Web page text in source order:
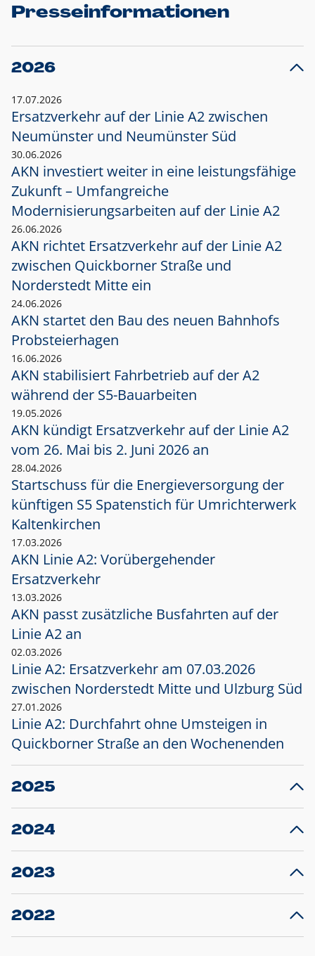
Presseinformationen
2026
17.07.2026
Ersatzverkehr auf der Linie A2 zwischen
Neumünster und Neumünster Süd
30.06.2026
AKN investiert weiter in eine leistungsfähige
Zukunft – Umfangreiche
Modernisierungsarbeiten auf der Linie A2
26.06.2026
AKN richtet Ersatzverkehr auf der Linie A2
zwischen Quickborner Straße und
Norderstedt Mitte ein
24.06.2026
AKN startet den Bau des neuen Bahnhofs
Probsteierhagen
16.06.2026
AKN stabilisiert Fahrbetrieb auf der A2
während der S5-Bauarbeiten
19.05.2026
AKN kündigt Ersatzverkehr auf der Linie A2
vom 26. Mai bis 2. Juni 2026 an
28.04.2026
Startschuss für die Energieversorgung der
künftigen S5 Spatenstich für Umrichterwerk
Kaltenkirchen
17.03.2026
AKN Linie A2: Vorübergehender
Ersatzverkehr
13.03.2026
AKN passt zusätzliche Busfahrten auf der
Linie A2 an
02.03.2026
Linie A2: Ersatzverkehr am 07.03.2026
zwischen Norderstedt Mitte und Ulzburg Süd
27.01.2026
Linie A2: Durchfahrt ohne Umsteigen in
Quickborner Straße an den Wochenenden
2025
23.12.2025
Projekt S5: Start der Bauarbeiten am
2024
10.12.2024
Großprojekt S5: Sperrung der Bahnstraße in
2023
20.12.2023
Schleswig-Holstein verlängert den
2022
22.12.2022